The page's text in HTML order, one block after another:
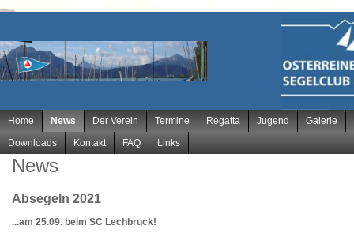
Navigation
überspringen
Home News Der Verein Termine Regatta Jugend
Galerie
Downloads
Kontakt FAQ Links
News
Absegeln 2021
...am 25.09. beim SC Lechbruck!